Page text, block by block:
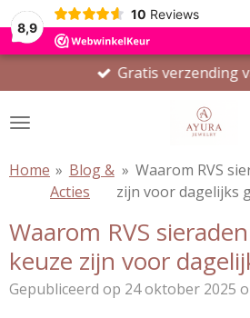
8,9
10 Reviews
Gratis verzending
Home » Blog &
Acties
» Waarom RVS
zijn voor dagelijks
Waarom RVS
keuze zijn voor
Gepubliceerd op 24 oktober 2025